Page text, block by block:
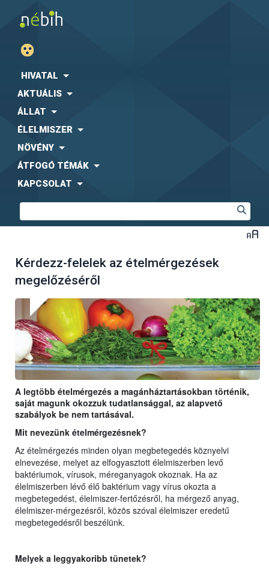
HIVATAL
AKTUÁLIS
ÁLLAT
ÉLELMISZER
NÖVÉNY
ÁTFOGÓ TÉMÁK
KAPCSOLAT
Kérdezz-felelek az ételmérgezések
megelőzéséről
A legtöbb ételmérgezés a magánháztartásokban történik,
saját magunk okozzuk tudatlansággal, az alapvető
szabályok be nem tartásával.
Mit nevezünk ételmérgezésnek?
Az ételmérgezés minden olyan megbetegedés köznyelvi
elnevezése, melyet az elfogyasztott élelmiszerben levő
baktériumok, vírusok, méreganyagok okoznak. Ha az
élelmiszerben lévő élő baktérium vagy vírus okozta a
megbetegedést, élelmiszer-fertőzésről, ha mérgező anyag,
élelmiszer-mérgezésről, közös szóval élelmiszer eredetű
megbetegedésről beszélünk.
Melyek a leggyakoribb tünetek?